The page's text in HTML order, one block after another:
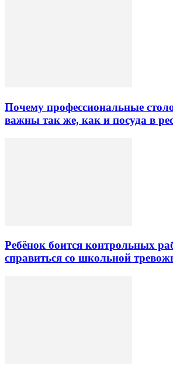
Почему профессиональные
важны так же, как и посуда в
Ребёнок боится контрольных
справиться со школьной